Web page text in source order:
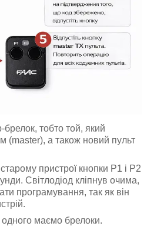
брелок, тобто той, який
(master), а також новий пульт
пристрої кнопки P1 і Р2
Світлодіод кліпнув очима,
програмування, так як він
маємо брелоки.